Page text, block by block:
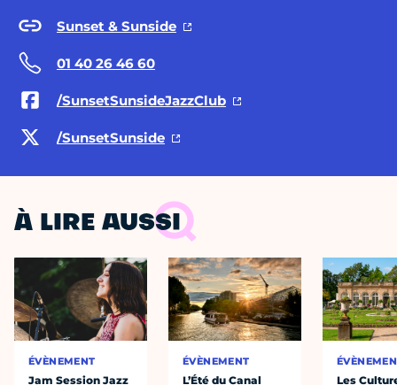
Sunset & Sunside
01 40 26 46 60
/SunsetSunsideJazzClub
/SunsetSunside
À LIRE AUSSI
ÉVÈNEMENT
Jam Session Jazz
ÉVÈNEMENT
L’Été du Canal
Les